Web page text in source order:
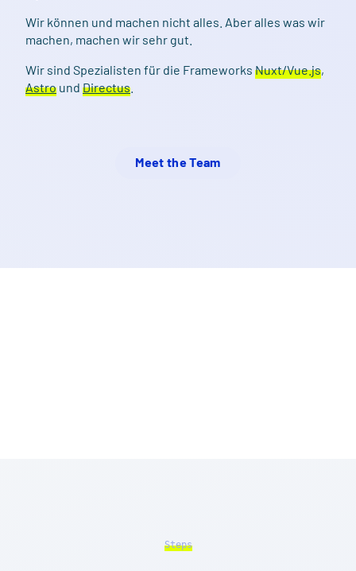
Wir können und machen nicht alles. Aber alles was wir
machen, machen wir sehr gut.
Wir sind Spezialisten für die Frameworks Nuxt/Vue.js,
Astro und Directus
Meet the Team
Steps